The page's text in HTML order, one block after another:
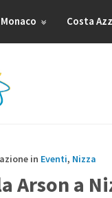
Monaco Costa
in Eventi, Nizza
Arson a